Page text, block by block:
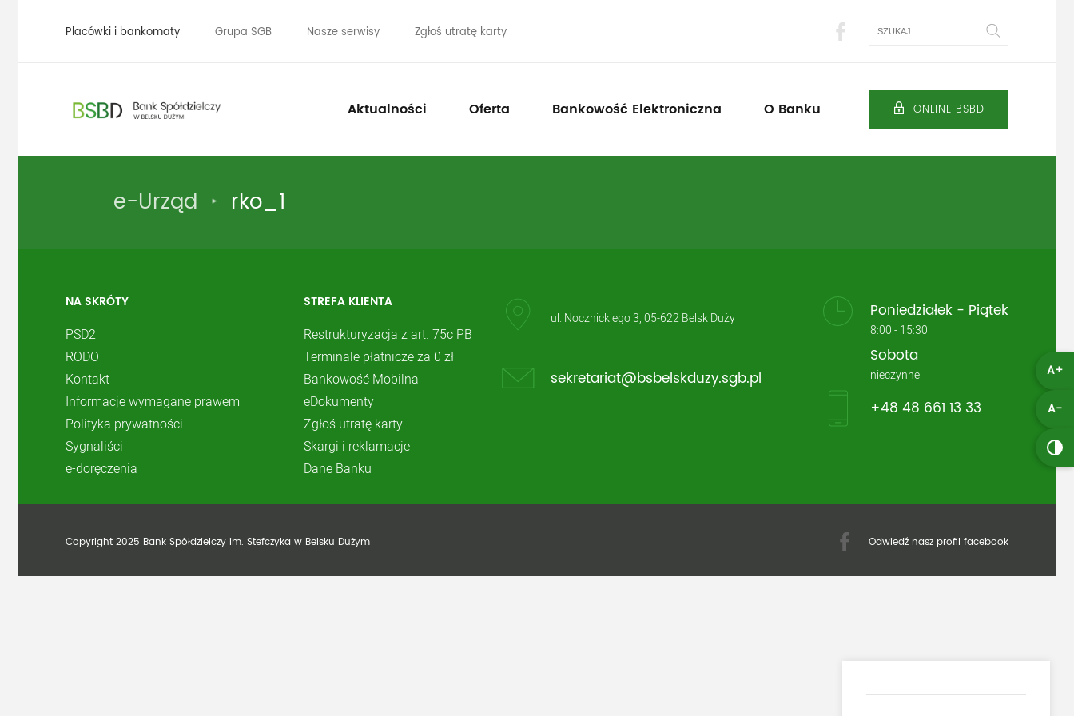
A+
A-
Placówki i bankomaty Grupa SGB Nasze serwisy Zgłoś utratę karty Szukaj
Aktualności Oferta Bankowość Elektroniczna O Banku ONLINE BSBD
e-Urząd rko_1
NA SKRÓTY
PSD2
RODO
Kontakt
Informacje wymagane prawem
Polityka prywatności
Sygnaliści
e-doręczenia
STREFA KLIENTA
Restrukturyzacja z art. 75c PB
Terminale płatnicze za 0 zł
Bankowość Mobilna
eDokumenty
Zgłoś utratę karty
Skargi i reklamacje
Dane Banku
ul. Nocznickiego 3, 05-622 Belsk Duży
sekretariat@bsbelskduzy.sgb.pl
Poniedziałek - Piątek
8:00 - 15:30
Sobota
nieczynne
+48 48 661 13 33
Copyright 2025 Bank Spółdzielczy im. Stefczyka w Belsku Dużym Odwiedź nasz profil facebook